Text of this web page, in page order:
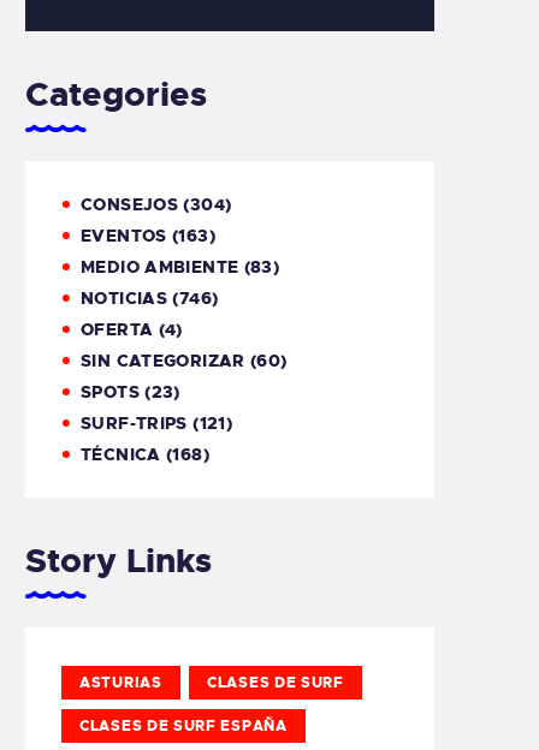
Categories
CONSEJOS (304)
EVENTOS (163)
MEDIO AMBIENTE (83)
NOTICIAS (746)
OFERTA (4)
SIN CATEGORIZAR (60)
SPOTS(23)
SURF-TRIPS (121)
TÉCNICA (168)
Story Links
ASTURIAS CLASES DE SURF
CLASES DE SURF ESPAÑA